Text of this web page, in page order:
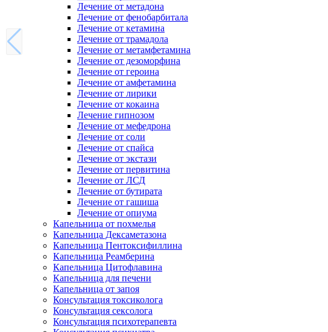
Лечение от метадона
Лечение от фенобарбитала
Лечение от кетамина
Лечение от трамадола
Лечение от метамфетамина
Лечение от дезоморфина
Лечение от героина
Лечение от амфетамина
Лечение от лирики
Лечение от кокаина
Лечение гипнозом
Лечение от мефедрона
Лечение от соли
Лечение от спайса
Лечение от экстази
Лечение от первитина
Лечение от ЛСД
Лечение от бутирата
Лечение от гашиша
Лечение от опиума
Капельница от похмелья
Капельница Дексаметазона
Капельница Пентоксифиллина
Капельница Реамберина
Капельница Цитофлавина
Капельница для печени
Капельница от запоя
Консультация токсиколога
Консультация сексолога
Консультация психотерапевта